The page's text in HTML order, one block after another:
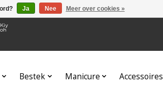
Bestek Manicure Accessoires
Ja Nee Meer over cookies »